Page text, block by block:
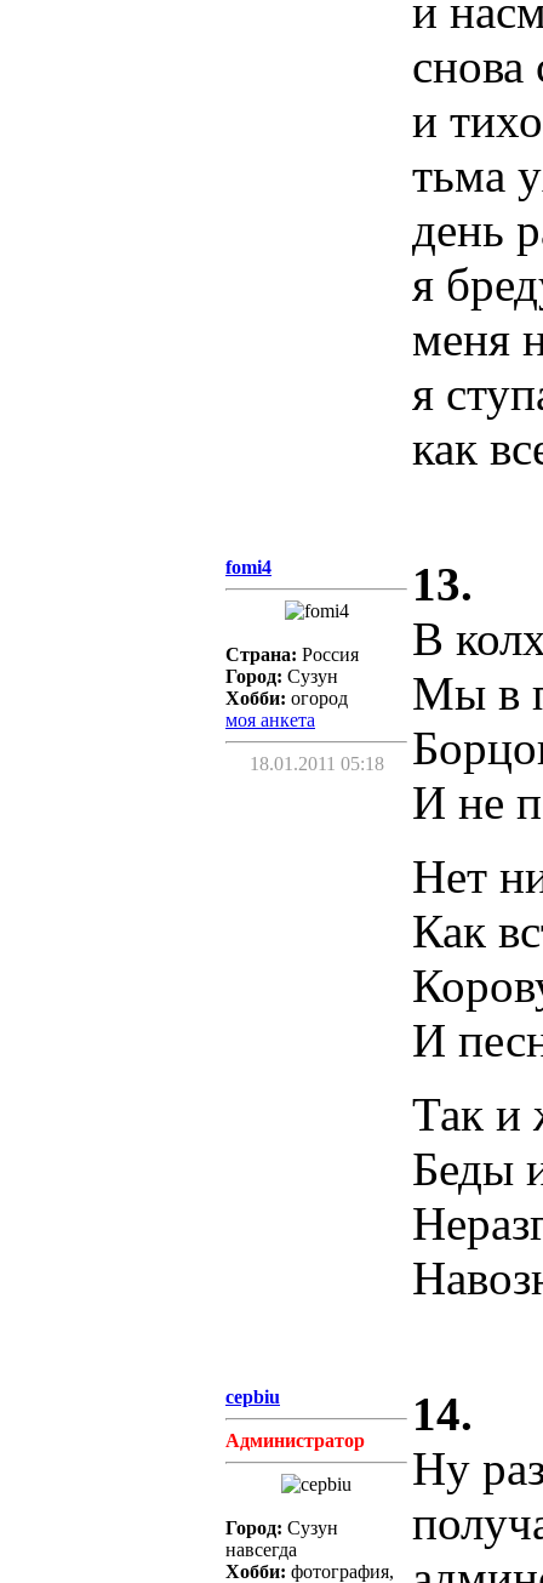
и
и
тьма
день
я
меня
я
как
fomi4
Страна: Россия
Город: Сузун
Хобби: огород
моя анкета
18.01.2011 05:18
13.
В
Мы в
И не
Нет
Как
И
Так и
Беды
cepbiu
Администратор
Город: Сузун
навсегда
Хобби: фотография,
14.
Ну